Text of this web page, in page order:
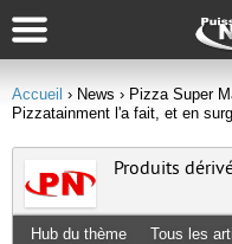
Accueil › News › Pizza Super
Pizzatainment l'a fait, et en
Produits
Hub du thème Tous les